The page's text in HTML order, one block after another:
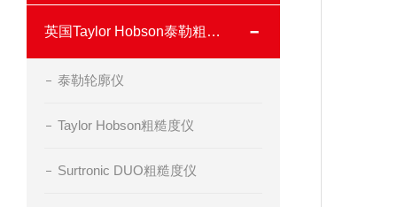
英国Taylor Hobson泰勒粗糙度仪
泰勒轮廓仪
Taylor Hobson粗糙度仪
Surtronic DUO粗糙度仪